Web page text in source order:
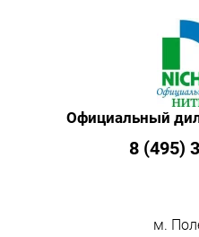
Официальный
8 (495)
м.